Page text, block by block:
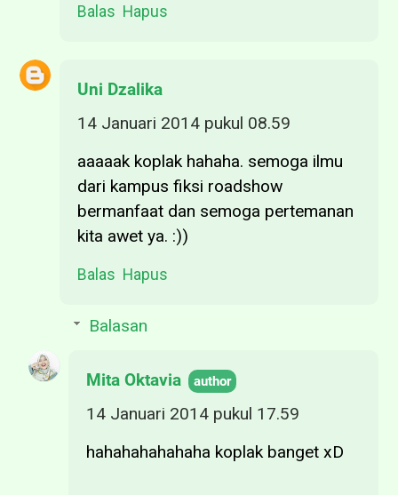
Balas Hapus
Uni Dzalika
14 Januari 2014 pukul 08.59
aaaaak koplak hahaha. semoga ilmu
dari kampus fiksi roadshow
bermanfaat dan semoga pertemanan
kita awet ya. :))
Balas Hapus
Balasan
Mita Oktavia
14 Januari 2014 pukul 17.59
hahahahahahaha koplak banget xD